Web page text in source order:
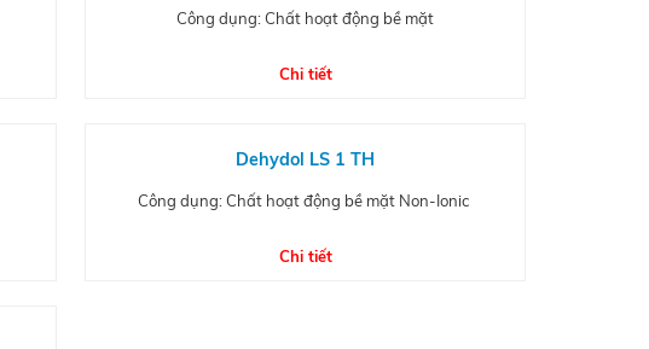
Công dụng: Chất hoạt động bề mặt
Chi tiết
Dehydol LS 1 TH
Công dụng: Chất hoạt động bề mặt Non-Ionic
Chi tiết